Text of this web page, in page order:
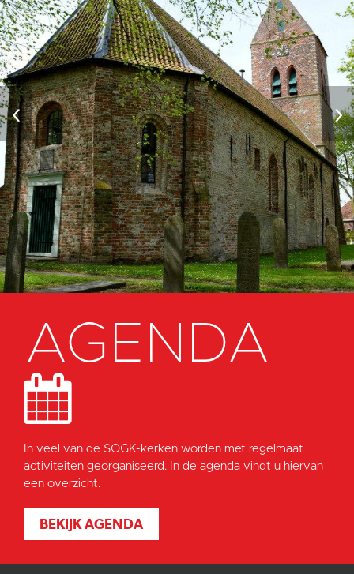
‹ ›
AGENDA
In veel van de SOGK-kerken worden met regelmaat
activiteiten georganiseerd. In de agenda vindt u hiervan
een overzicht.
BEKIJK AGENDA